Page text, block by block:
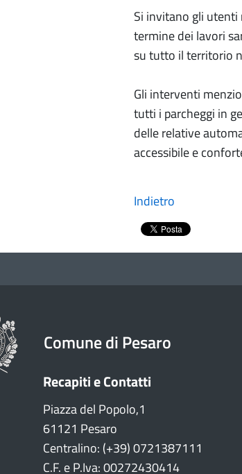
Si invitano gli utenti
termine dei lavori
su tutto il territorio
Gli interventi
tutti i parcheggi in
delle relative
accessibile e
Indietro
Comune di Pesaro
Recapiti e Contatti
Piazza del Popolo,1
61121 Pesaro
Centralino: (+39) 0721387111
C.F. e P.Iva: 00272430414